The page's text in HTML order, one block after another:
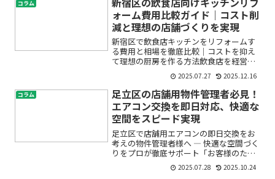
て、迅速かつ信頼できる空...
コラム
ォーム費用比較ガイド｜コスト削
減と理想の店舗づくりを実現
新宿区で飲食店キッチンをリフォームす
る費用と相場を徹底比較｜コストを抑え
て理想の厨房を作る方法飲食店を経営さ
れている方や、これから新宿区で開業を
考えている方にとって、キッチンリフォ
ームは避けて通れない大きなテーマで
す。「どれくらい費用がかか...
2025.07.27 2025.12.16
コラム
足立区の店舗用物件管理者必見！
エアコン交換を即日対応、快適な
空間をスピード実現
足立区で店舗用エアコンの即日交換をお
考えの物件管理者様へ ― 快適な空間づく
りをプロが徹底サポート「お客様のため
にも、エアコンの不調をすぐに解決した
い」「突然の故障や急な暑さ・寒さで店
2025.07.28 2025.10.24